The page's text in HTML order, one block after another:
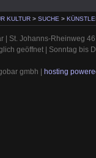
KULTUR > SUCHE >
| St. Johanns-Rheinweg
geöffnet | Sonntag bis
gmbh | hosting